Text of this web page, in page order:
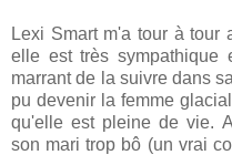
Lexi Smart m'a tour à tour
elle est très sympathique
marrant de la suivre dans
pu devenir la femme
qu'elle est pleine de vie.
son mari trop bô (un vrai